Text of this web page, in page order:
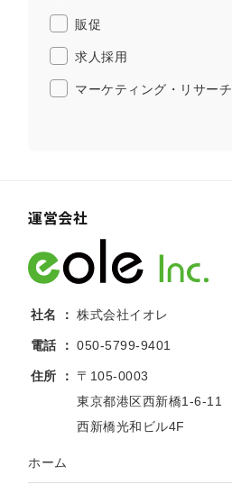
運営会社
社名 株式会社イオレ
電話 050-5799-9401
住所
〒105-0003
東京都港区西新橋1-6-11
西新橋光和ビル4F
ホーム